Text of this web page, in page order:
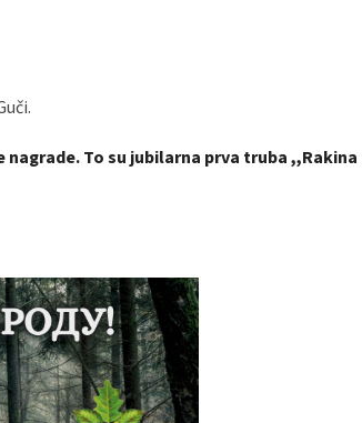
To su jubilarna prva truba